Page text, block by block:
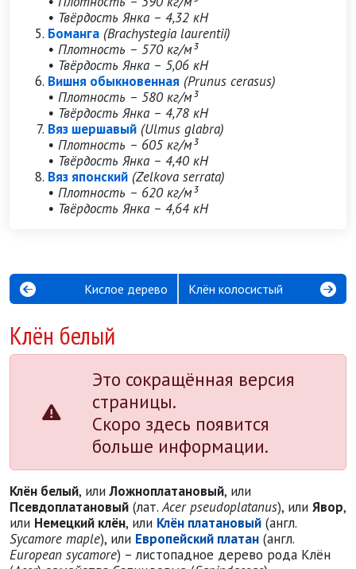
Кислое дерево Клён колосистый
Клён белый
Это сокращённая версия
страницы.
Скоро здесь появится
больше информации.
Клён белый, илиЛожноплатановый, или
Псевдоплатановый (лат.Acer pseudoplatanus), или Явор,
или Немецкий клён, или Клён платановый (англ.
Sycamore maple), или Европейский платан (англ.
European sycamore) – листопадное дерево рода Клён
• Твёрдость Янка – 4,32 кН
Боманга (Brachystegia laurentii)
• Плотность – 570 кг/м³
• Твёрдость Янка – 5,06 кН
Вишня обыкновенная (Prunus cerasus)
• Плотность – 580 кг/м³
• Твёрдость Янка – 4,78 кН
Вяз шершавый (Ulmus glabra)
• Плотность – 605 кг/м³
• Твёрдость Янка – 4,40 кН
Вяз японский (Zelkova serrata)
• Плотность – 620 кг/м³
• Твёрдость Янка – 4,64 кН